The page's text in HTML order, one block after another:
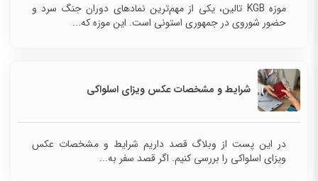
موزه KGB تالین، یکی از مهم‌ترین نمادهای دوران جنگ سرد و
حضور شوروی در جمهوری استونی است. این موزه که...
شرایط و مشخصات عکس ویزای اسلواکی
در این پست از وبلاگ قصد داریم شرایط و مشخصات عکس
ویزای اسلواکی را بررسی کنیم. اگر قصد سفر به...